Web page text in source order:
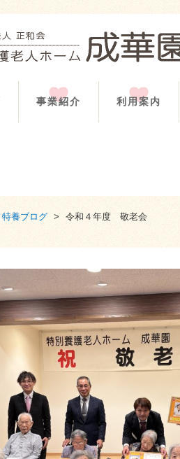
事業紹介 利用案内
特養ブログ > 令和４年度 敬老会